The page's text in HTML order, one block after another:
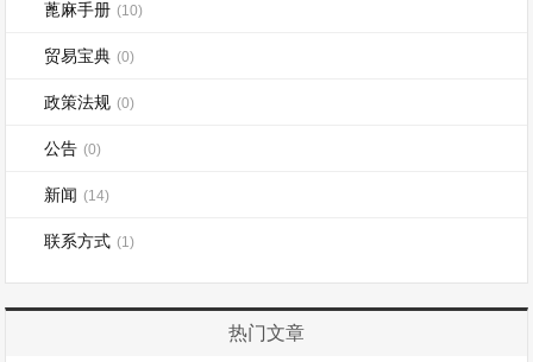
蓖麻手册 (10)
贸易宝典 (0)
政策法规 (0)
公告 (0)
新闻 (14)
联系方式 (1)
热门文章